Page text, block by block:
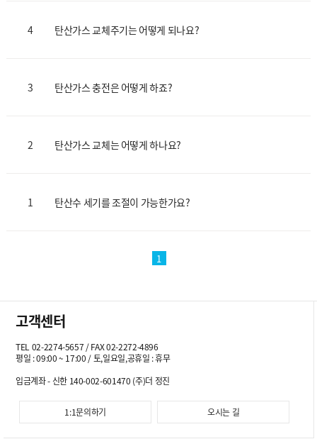
4 탄산가스 교체주기는 어떻게 되나요?
3 탄산가스 충전은 어떻게 하죠?
2 탄산가스 교체는 어떻게 하나요?
1 탄산수 세기를 조절이 가능한가요?
1
고객센터
TEL 02-2274-5657 / FAX 02-2272-4896
평일 : 09:00 ~ 17:00 / 토,일요일,공휴일 : 휴무
입금계좌 - 신한 140-002-601470 (주)더 정진
1:1문의하기 오시는 길